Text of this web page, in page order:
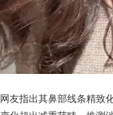
网友指出其鼻部线条精致